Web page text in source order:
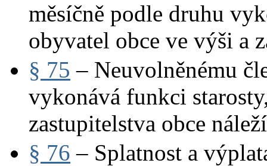
měsíčně podle druhu
obyvatel obce ve výši a
§ 75 – Neuvolněnému
vykonává funkci
zastupitelstva obce
§ 76 – Splatnost a